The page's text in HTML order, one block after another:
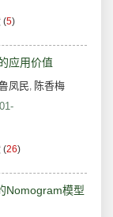
(5)
应用价值
凤民, 陈香梅
(26)
Nomogram模型